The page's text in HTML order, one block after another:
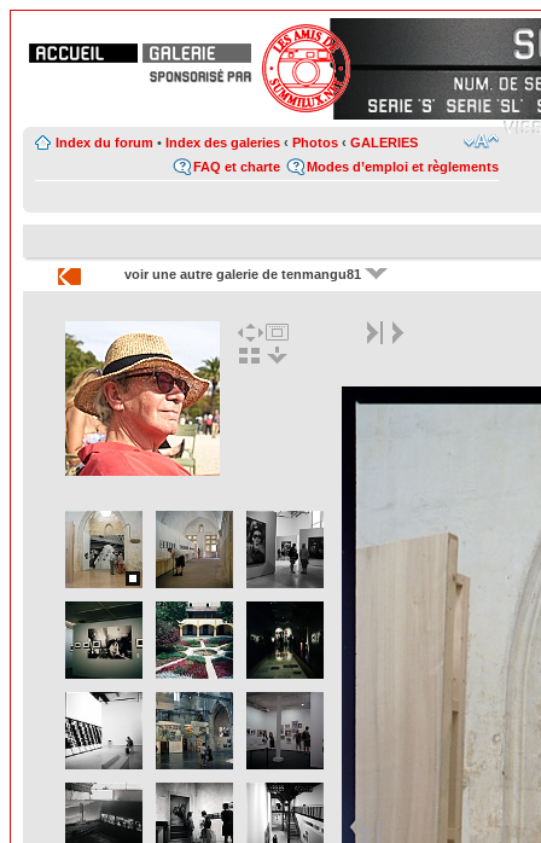
Index du forum • Index des galeries ‹ Photos ‹ GALERIES
Modes d’emploi et règlements
FAQ et charte
voir une autre galerie de tenmangu81